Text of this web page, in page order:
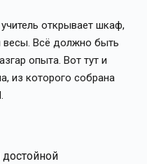
открывает шкаф,
весы. Всё должно быть
опыта. Вот тут и
из которого собрана